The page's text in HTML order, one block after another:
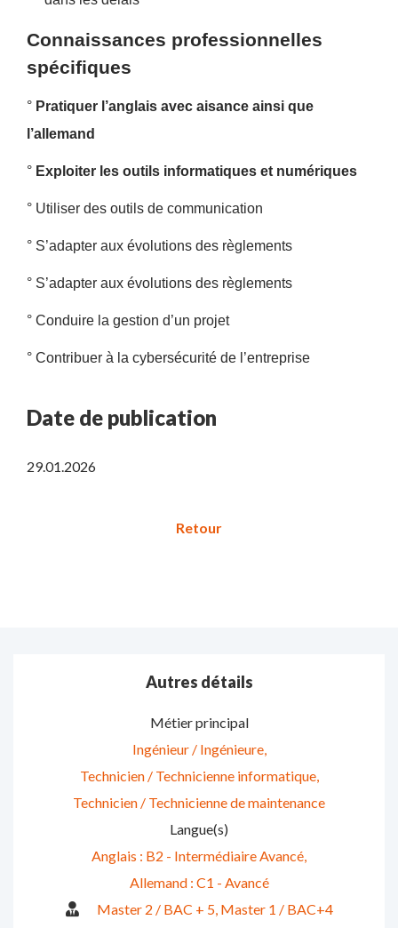
Connaissances professionnelles
spécifiques
° Pratiquer l’anglais avec aisance ainsi que
l’allemand
° Exploiter les outils informatiques et numériques
° Utiliser des outils de communication
° S’adapter aux évolutions des règlements
° S’adapter aux évolutions des règlements
° Conduire la gestion d’un projet
° Contribuer à la cybersécurité de l’entreprise
Date de publication
29.01.2026
Autres détails
Métier principal
Ingénieur / Ingénieure
Technicien / Technicienne informatique
Technicien / Technicienne de maintenance
Langue(s)
Anglais : B2 - Intermédiaire Avancé
Allemand : C1 - Avancé
Master 2 / BAC + 5 Master 1 / BAC+4